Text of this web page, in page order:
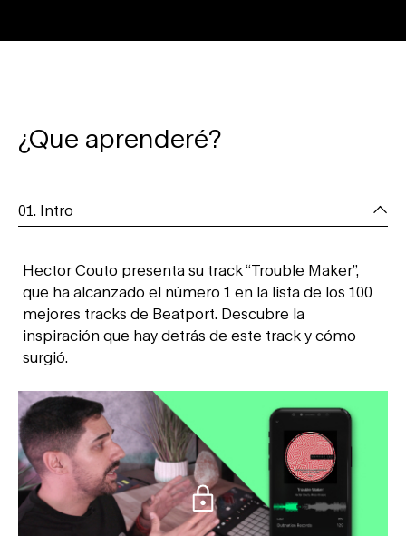
¿Que aprenderé?
01. Intro
Hector Couto presenta su track “Trouble Maker”,
que ha alcanzado el número 1 en la lista de los 100
mejores tracks de Beatport. Descubre la
inspiración que hay detrás de este track y cómo
surgió.